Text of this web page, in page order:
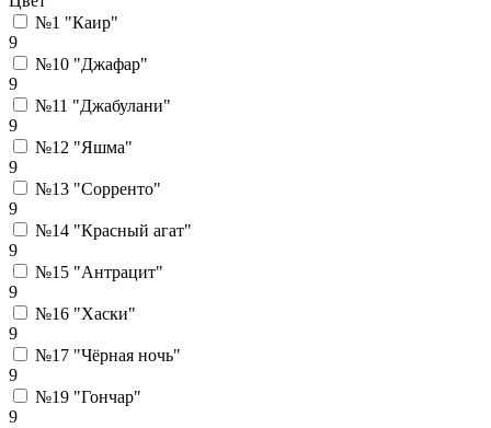
№1 "Каир"
9
№10 "Джафар"
9
№11 "Джабулани"
9
№12 "Яшма"
9
№13 "Сорренто"
9
№14 "Красный агат"
9
№15 "Антрацит"
9
№16 "Хаски"
9
№17 "Чёрная ночь"
9
№19 "Гончар"
9